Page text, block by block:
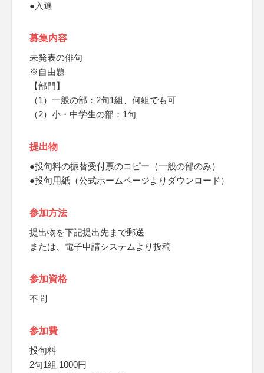
●入選
募集内容
未発表の俳句
※自由題
【部門】
（1）一般の部：2句1組、何組でも可
（2）小・中学生の部：1句
提出物
●投句料の振替受付票のコピー（一般の部のみ）
●投句用紙（公式ホームページよりダウンロード）
参加方法
提出物を下記提出先まで郵送
または、電子申請システムより投稿
参加資格
不問
参加費
投句料
2句1組 1000円